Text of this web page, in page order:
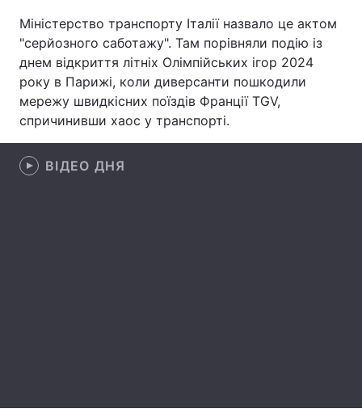
Здоров'я Туризм
Цікавинки Погода
Екологія Регіони
Лонгріди
Відео з Youtube
Міністерство транспорту Італії назвало це актом
"серйозного саботажу". Там порівняли подію із
днем відкриття літніх Олімпійських ігор 2024
року в Парижі, коли диверсанти пошкодили
мережу швидкісних поїздів Франції TGV,
спричинивши хаос у транспорті.
ВІДЕО ДНЯ